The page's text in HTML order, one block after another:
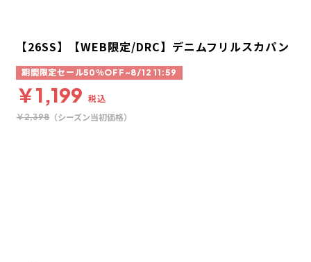
【26SS】【WEB限定/DRC】デニムフリルスカパン
期間限定セール50％OFF~8/12 11:59
￥1,199 税込
￥2,398 （シーズン当初価格）